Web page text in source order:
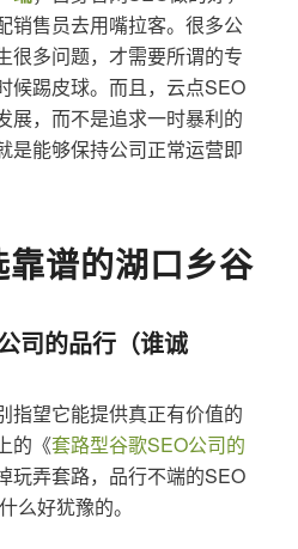
销售员去用嘴拉客。很多公
很多问题，才需要所谓的专
候踢皮球。而且，云点SEO
展，而不是追求一时暴利的
是能够保持公司正常运营即
谱的湖口乡谷
司的品行（谁诚
指望它能提供真正有价值的
的《套路型谷歌SEO公司的
玩弄套路，品行不端的SEO
么好犹豫的。